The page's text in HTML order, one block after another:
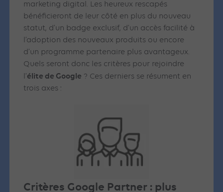
marketing digital. Les heureux rescapés
bénéficieront de leur côté en plus du nouveau
statut, d’un badge exclusif, d’un accès facilité à
l’adoption des nouveaux produits ou encore
d’un programme partenaire plus avantageux.
Quels seront donc les critères pour rejoindre
l’élite de Google ? Ces derniers se résument en
trois axes :
Critères Google Partner : plus